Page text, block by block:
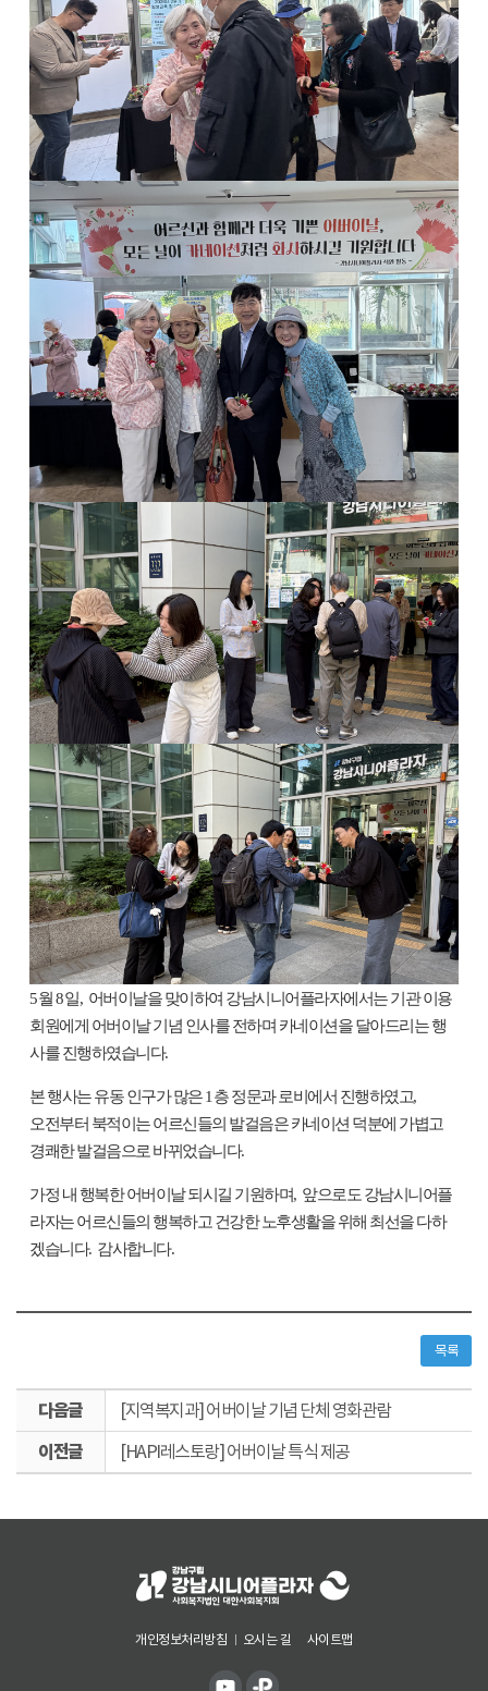
5월8일, 어버이날을 맞이하여 강남시니어플라자에서는 기관 이용
회원에게 어버이날 기념 인사를 전하며 카네이션을 달아드리는 행
사를 진행하였습니다.
본 행사는 유동 인구가 많은1층 정문과 로비에서 진행하였고,
오전부터 북적이는 어르신들의 발걸음은 카네이션 덕분에 가볍고
경쾌한 발걸음으로 바뀌었습니다.
가정 내 행복한 어버이날 되시길 기원하며, 앞으로도 강남시니어플
라자는 어르신들의 행복하고 건강한 노후생활을 위해 최선을 다하
겠습니다. 감사합니다.
목록
[지역복지과] 어버이날 기념 단체 영화관람
[HAPI레스토랑] 어버이날 특식 제공
개인정보처리방침 오시는 길 사이트맵